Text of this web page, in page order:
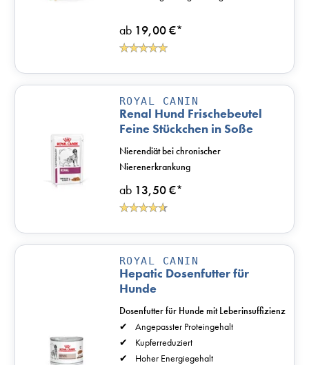
ab 19,00 €*
ROYAL CANIN
Renal Hund Frischebeutel
Feine Stückchen in Soße
ab 13,50 €*
Nierendiät bei chronischer
Nierenerkrankung
ROYAL CANIN
Hepatic Dosenfutter für
Hunde
Dosenfutter für Hunde mit Leberinsuffizienz
Angepasster Proteingehalt
Kupferreduziert
Hoher Energiegehalt